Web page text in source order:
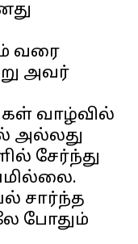
வரை
அவர்
வாழ்வில்
அல்லது
சேர்ந்து
சார்ந்த
போதும்